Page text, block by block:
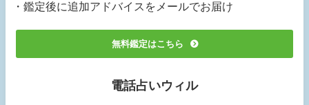
・鑑定後に追加アドバイスをメールでお届け
無料鑑定はこちら
電話占いウィル